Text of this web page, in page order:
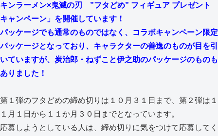
キンラーメン×鬼滅の刃 ”フタどめ” フィギュア プレゼント
キャンペーン」を開催しています！
パッケージでも通常のものではなく、コラボキャンペーン限定
パッケージとなっており、キャラクターの善逸のものが目を引
いていますが、炭治郎・ねずこと伊之助のパッケージのものも
ありました！
第１弾のフタどめの締め切りは１０月３１日まで、第２弾は１
１月１日から１１か月３０日までとなっています。
応募しようとしている人は、締め切りに気をつけて応募してく